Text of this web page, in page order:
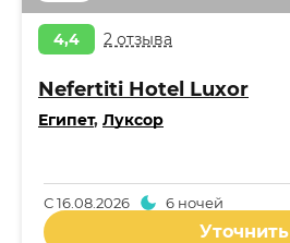
4,4 2 отзыва
Nefertiti Hotel Luxor
Египет, Луксор
С16.08.2026 6 ночей
Уточнить